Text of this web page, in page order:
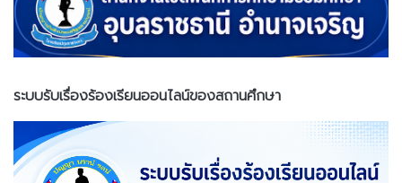
ระบบรับเรื่องร้องเรียนออนไลน์ของสถานศึกษา